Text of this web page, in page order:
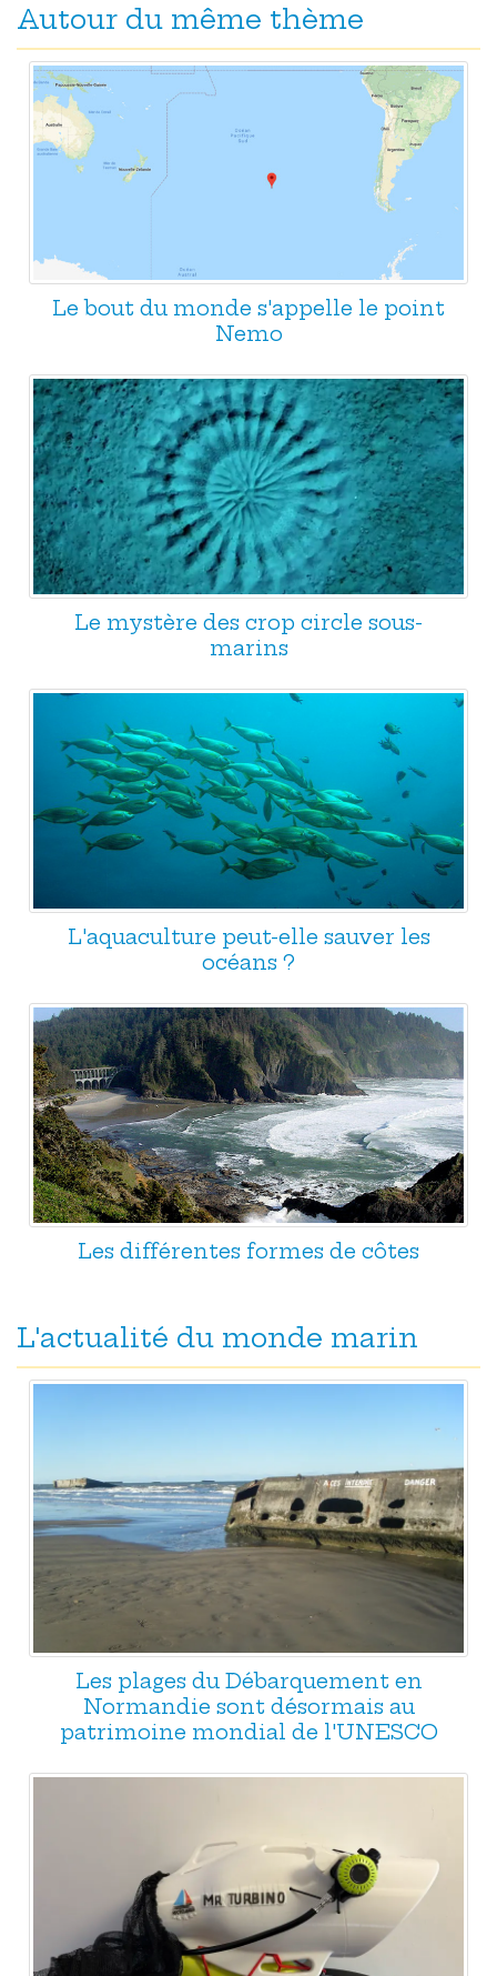
Autour du même thème
Le bout du monde s'appelle le point
Nemo
Le mystère des crop circle sous-
marins
L'aquaculture peut-elle sauver les
océans ?
Les différentes formes de côtes
L'actualité du monde marin
Les plages du Débarquement en
Normandie sont désormais au
patrimoine mondial de l'UNESCO